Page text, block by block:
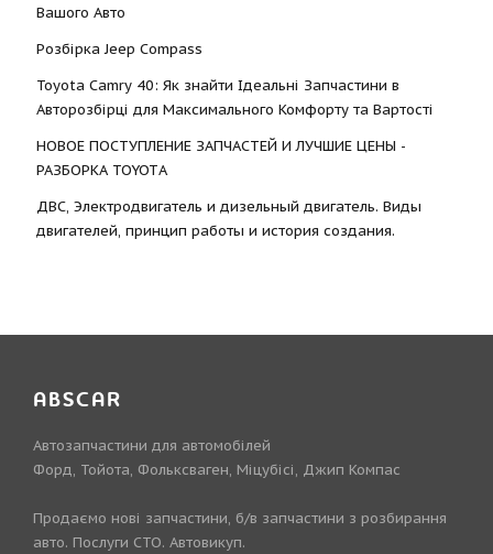
Вашого Авто
Розбірка Jeep Compass
Toyota Camry 40: Як знайти Ідеальні Запчастини в
Авторозбірці для Максимального Комфорту та Вартості
НОВОЕ ПОСТУПЛЕНИЕ ЗАПЧАСТЕЙ И ЛУЧШИЕ ЦЕНЫ -
РАЗБОРКА TOYOTА
ДВС, Электродвигатель и дизельный двигатель. Виды
двигателей, принцип работы и история создания.
ABSCAR
Автозапчастини для автомобілей
Форд, Тойота, Фольксваген, Міцубісі, Джип Компас
Продаємо нові запчастини, б/в запчастини з розбирання
авто. Послуги СТО. Автовикуп.